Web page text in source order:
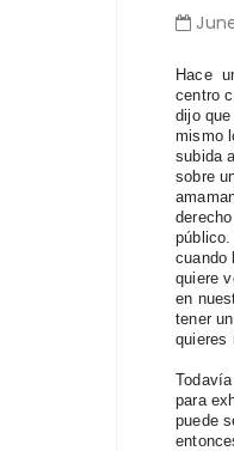
Hace
centro
dijo
mismo
subida
sobre
cuando
quiere
en
tener
quieres
T
para
puede